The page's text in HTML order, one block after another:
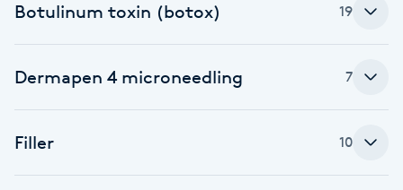
Balayage
Bambumassage
Botulinum toxin (botox) 19
Dermapen 4 microneedling 7
Filler 10